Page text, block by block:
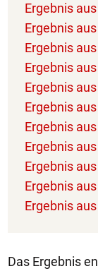
Ergebnis
Ergebnis
Ergebnis
Ergebnis
Ergebnis aus
Ergebnis
Ergebnis
Ergebnis
Ergebnis
Ergebnis
Ergebnis
Das Ergebnis